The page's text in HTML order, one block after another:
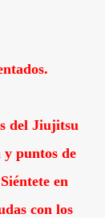
del Jiujitsu
puntos de
en
con los